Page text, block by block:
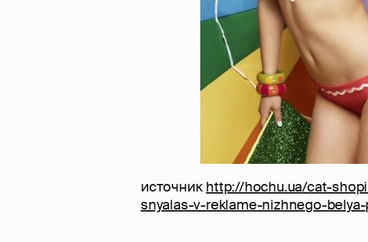
источникhttp://hochu.ua/cat-
snyalas-v-reklame-nizhnego-